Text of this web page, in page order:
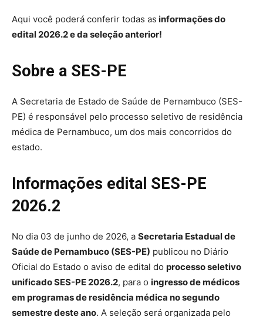
Aqui você poderá conferir todas as informações do
edital 2026.2 e da seleção anterior!
Sobre a SES-PE
A Secretaria de Estado de Saúde de Pernambuco (SES-
PE) é responsável pelo processo seletivo de residência
médica de Pernambuco, um dos mais concorridos do
estado.
Informações edital SES-PE
2026.2
No dia 03 de junho de 2026, a Secretaria Estadual de
Saúde de Pernambuco (SES-PE) publicou no Diário
Oficial do Estado o aviso de edital do processo seletivo
unificado SES-PE 2026.2, para o ingresso de médicos
em programas de residência médica no segundo
semestre deste ano. A seleção será organizada pelo